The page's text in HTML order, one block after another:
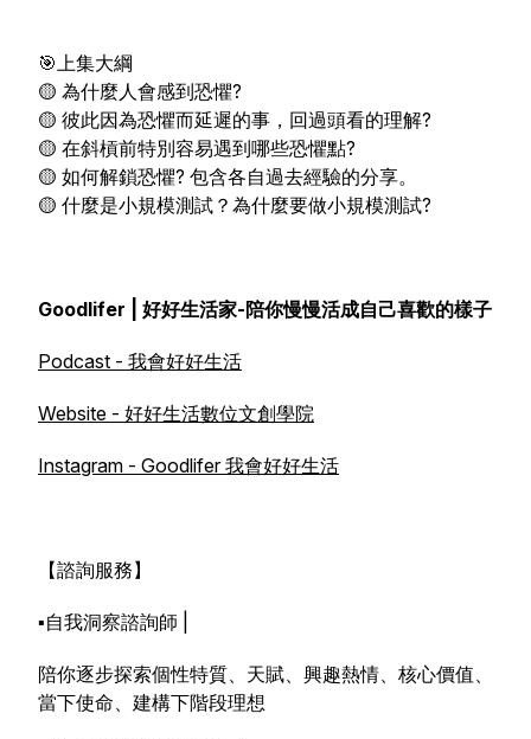
🎯上集大綱
🟡 為什麼人會感到恐懼?
🟡 彼此因為恐懼而延遲的事，回過頭看的理解?
🟡 在斜槓前特別容易遇到哪些恐懼點?
🟡 如何解鎖恐懼? 包含各自過去經驗的分享。
🟡 什麼是小規模測試？為什麼要做小規模測試?
Goodlifer | 好好生活家-陪你慢慢活成自己喜歡的樣子
Podcast - 我會好好生活
Website - 好好生活數位文創學院
Instagram - Goodlifer 我會好好生活
【諮詢服務】
▪️自我洞察諮詢師 |
陪你逐步探索個性特質、天賦、興趣熱情、核心價值、
當下使命、建構下階段理想